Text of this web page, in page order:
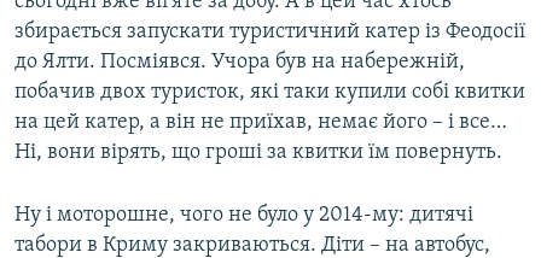
збирається запускати туристичний катер із Феодосії
до Ялти. Посміявся. Учора був на набережній,
побачив двох туристок, які таки купили собі квитки
на цей катер, а він не приїхав, немає його – і все…
Ні, вони вірять, що гроші за квитки їм повернуть.
Ну і моторошне, чого не було у 2014-му: дитячі
табори в Криму закриваються. Діти – на автобус,